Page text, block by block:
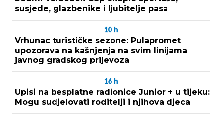
susjede, glazbenike i ljubitelje pasa
10 h
Vrhunac turističke sezone: Pulapromet
upozorava na kašnjenja na svim linijama
javnog gradskog prijevoza
16 h
Upisi na besplatne radionice Junior + u tijeku:
Mogu sudjelovati roditelji i njihova djeca